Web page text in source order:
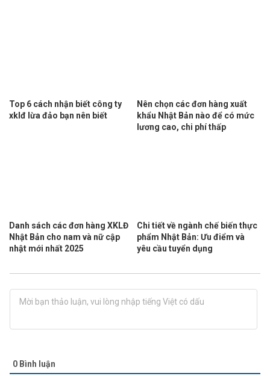
Top 6 cách nhận biết công ty
xklđ lừa đảo bạn nên biết
Nên chọn các đơn hàng xuất
khẩu Nhật Bản nào để có mức
lương cao, chi phí thấp
Danh sách các đơn hàng XKLĐ
Nhật Bản cho nam và nữ cập
nhật mới nhất 2025
Chi tiết về ngành chế biến thực
phẩm Nhật Bản: Ưu điểm và
yêu cầu tuyển dụng
0 Bình luận